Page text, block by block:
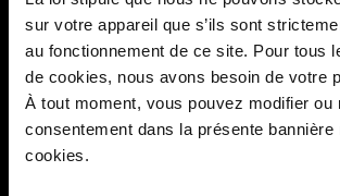
sur votre appareil que s’ils sont
au fonctionnement de ce site. Pour tous
de cookies, nous avons besoin de votre
À tout moment, vous pouvez modifier ou
consentement dans la présente bannière
cookies.
Over ons
Klantendienst
Betaal veilig